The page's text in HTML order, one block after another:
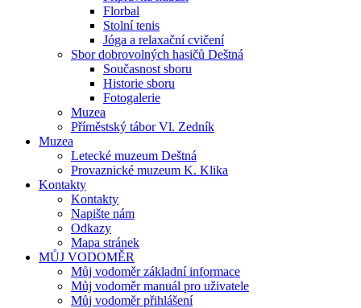
Florbal
Stolní tenis
Jóga a relaxační cvičení
Sbor dobrovolných hasičů Deštná
Současnost sboru
Historie sboru
Fotogalerie
Muzea
Příměstský tábor Vl. Zedník
Muzea
Letecké muzeum Deštná
Provaznické muzeum K. Klika
Kontakty
Kontakty
Napište nám
Odkazy
Mapa stránek
MŮJ VODOMĚR
Můj vodoměr základní informace
Můj vodoměr manuál pro uživatele
Můj vodoměr přihlášení